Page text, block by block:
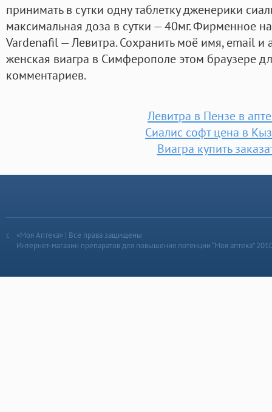
принимать в сутки одну таблетку дженерики
максимальная доза в сутки — 40мг. Фирменное
Vardenafil — Левитра. Сохранить моё имя, email и
женская виагра в Симферополе этом браузере
комментариев.
Левитра в Пензе в
Сиалис софт цена в
Виагра купить
«Моя Аптека» | Все права защищены
Интернет-магазин препаратов для повышения потенции “Моя аптека”